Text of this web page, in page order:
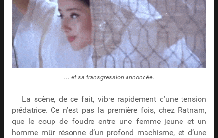
… et sa transgression annoncée.
La scène, de ce fait, vibre rapidement d’une tension
prédatrice. Ce n’est pas la première fois, chez Ratnam,
que le coup de foudre entre une femme jeune et un
homme mûr résonne d’un profond machisme, et d’une